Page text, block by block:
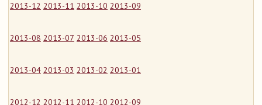
2013-12 2013-11 2013-10 2013-09
2013-08 2013-07 2013-06 2013-05
2013-04 2013-03 2013-02 2013-01
2012-12 2012-11 2012-10 2012-09